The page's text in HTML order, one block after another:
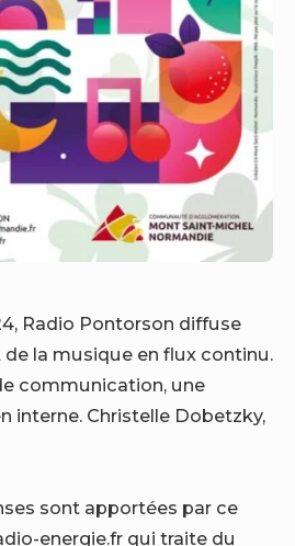
Radio Pontorson diffuse
la musique en flux continu.
communication, une
interne. Christelle Dobetzky,
sont apportées par ce
energie.fr qui traite du